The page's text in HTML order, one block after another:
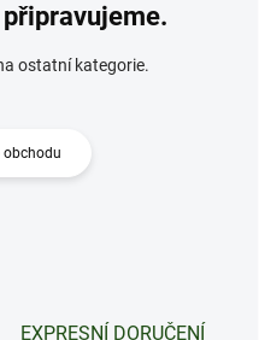
ostatní kategorie.
obchodu
EXPRESNÍ DORUČENÍ